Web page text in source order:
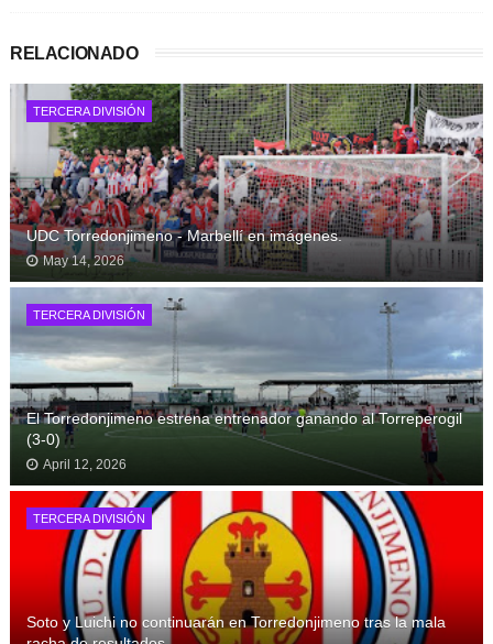
RELACIONADO
TERCERA DIVISIÓN
UDC Torredonjimeno - Marbellí en imágenes.
May 14, 2026
TERCERA DIVISIÓN
El Torredonjimeno estrena entrenador ganando al Torreperogil
(3-0)
April 12, 2026
TERCERA DIVISIÓN
Soto y Luichi no continuarán en Torredonjimeno tras la mala